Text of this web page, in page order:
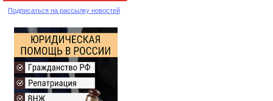
Подписаться на рассылку новостей